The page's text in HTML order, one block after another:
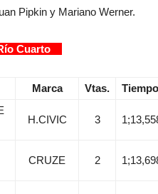
Pipkin y Mariano Werner.
Cuarto
Marca Vtas. Tiempo
H.CIVIC 3
CRUZE 2